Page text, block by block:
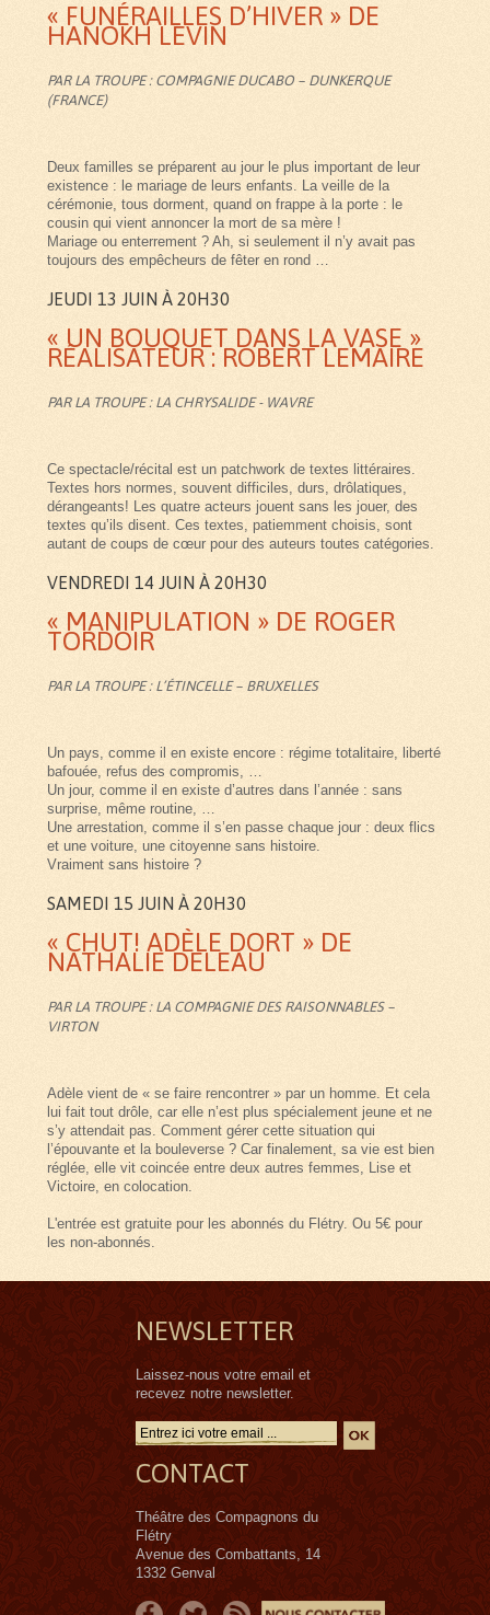
« FUNÉRAILLES D’HIVER » DE
HANOKH LEVIN
PAR LA TROUPE : COMPAGNIE DUCABO – DUNKERQUE
(FRANCE)
Deux familles se préparent au jour le plus important de leur
existence : le mariage de leurs enfants. La veille de la
cérémonie, tous dorment, quand on frappe à la porte : le
cousin qui vient annoncer la mort de sa mère !
Mariage ou enterrement ? Ah, si seulement il n’y avait pas
toujours des empêcheurs de fêter en rond …
JEUDI 13 JUIN À 20H30
« UN BOUQUET DANS LA VASE »
RÉALISATEUR : ROBERT LEMAIRE
PAR LA TROUPE : LA CHRYSALIDE - WAVRE
Ce spectacle/récital est un patchwork de textes littéraires.
Textes hors normes, souvent difficiles, durs, drôlatiques,
dérangeants! Les quatre acteurs jouent sans les jouer, des
textes qu’ils disent. Ces textes, patiemment choisis, sont
autant de coups de cœur pour des auteurs toutes catégories.
VENDREDI 14 JUIN À 20H30
« MANIPULATION » DE ROGER
TORDOIR
PAR LA TROUPE : L’ÉTINCELLE – BRUXELLES
Un pays, comme il en existe encore : régime totalitaire, liberté
bafouée, refus des compromis, …
Un jour, comme il en existe d’autres dans l’année : sans
surprise, même routine, …
Une arrestation, comme il s’en passe chaque jour : deux flics
et une voiture, une citoyenne sans histoire.
Vraiment sans histoire ?
SAMEDI 15 JUIN À 20H30
« CHUT! ADÈLE DORT » DE
NATHALIE DELEAU
PAR LA TROUPE : LA COMPAGNIE DES RAISONNABLES –
VIRTON
Adèle vient de « se faire rencontrer » par un homme. Et cela
lui fait tout drôle, car elle n’est plus spécialement jeune et ne
s’y attendait pas. Comment gérer cette situation qui
l’épouvante et la bouleverse ? Car finalement, sa vie est bien
réglée, elle vit coincée entre deux autres femmes, Lise et
Victoire, en colocation.
L'entrée est gratuite pour les abonnés du Flétry. Ou 5€ pour
les non-abonnés.
NEWSLETTER
Laissez-nous votre email et
recevez notre newsletter.
CONTACT
Théâtre des Compagnons du
Flétry
Avenue des Combattants, 14
1332 Genval